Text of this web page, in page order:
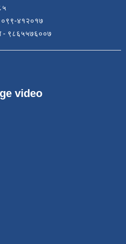
०९९-४१२०१७
- ९८६५५७६००७
video